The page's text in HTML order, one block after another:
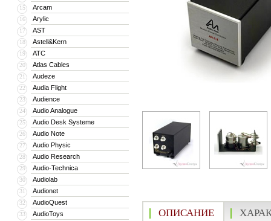
15 Arcam
16 Arylic
17 AST
18 Astell&Kern
19 ATC
20 Atlas Cables
21 Audeze
22 Audia Flight
23 Audience
24 Audio Analogue
25 Audio Desk Systeme
26 Audio Note
27 Audio Physic
28 Audio Research
29 Audio-Technica
30 Audiolab
31 Audionet
32 AudioQuest
33 AudioToys ОПИСАНИЕ